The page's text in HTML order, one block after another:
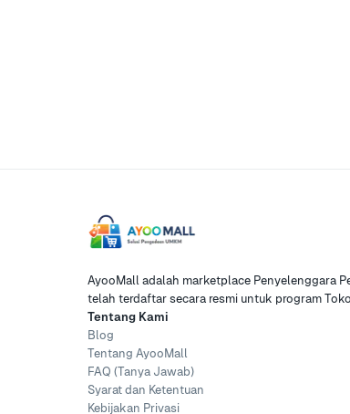
AyooMall adalah marketplace Penyelenggara
telah terdaftar secara resmi untuk program
Tentang Kami
Blog
Tentang AyooMall
FAQ (Tanya Jawab)
Syarat dan Ketentuan
Kebijakan Privasi